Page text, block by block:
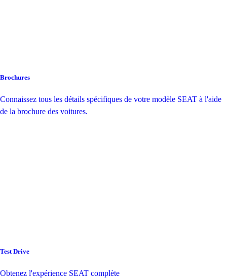
Brochures
Connaissez tous les détails spécifiques de votre modèle SEAT à l'aide
de la brochure des voitures.
Test Drive
Obtenez l'expérience SEAT complète